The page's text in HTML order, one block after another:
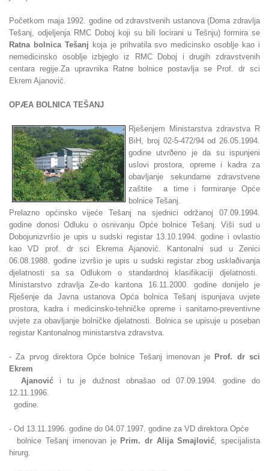
Početkom maja 1992. godine od zdravstvenih ustanova (Doma zdravlja
Tešanj, odjeljenja RMC Doboj koji su bili locirani u Tešnju) formira se
Ratna bolnica Tešanj koja je prihvatila svo medicinsko osoblje kao i
nemedicinsko osoblje izbjeglo iz RMC Doboj i drugih zdravstvenih
centara regije.Za upravnika Ratne bolnice postavlja se Prof. dr sci
Ekrem Ajanović.
OPÆA BOLNICA TEŠANJ
Rješenjem Ministarstva zdravstva R
BiH, broj 02-5-472/94 od 26.05.1994.
godine utvrðeno je da su ispunjeni
uslovi prostora, opreme i kadra za
obavljanje sekundarne zdravstvene
zaštite a time i formiranje Opće
bolnice Tešanj.
Prelazno općinsko vijeće Tešanj na sjednici održanoj 07.09.1994.
godine donosi Odluku o osnivanju Opće bolnice Tešanj. Viši sud u
Dobojunizvršio je upis u sudski registar 13.10.1994. godine i ovlastio
kao VD prof. dr sci Ekrema Ajanović. Kantonalni sud u Zenici
06.08.1988. godine izvršio je upis u sudski registar zbog usklaðivanja
djelatnosti sa sa Odlukom o standardnoj klasifikaciji djelatnosti.
Ministarstvo zdravlja Ze-do kantona 16.11.2000. godine donijelo je
Rješenje da Javna ustanova Opća bolnica Tešanj ispunjava uvjete
prostora, kadra i medicinsko-tehničke opreme i sanitarno-preventivne
uvjete za obavljanje bolničke djelatnosti. Bolnica se upisuje u poseban
registar Kantonalnog ministarstva zdravstva.
- Za prvog direktora Opće bolnice Tešanj imenovan je Prof. dr sci
Ekrem
Ajanović i tu je dužnost obnašao od 07.09.1994. godine do
12.11.1996.
godine.
- Od 13.11.1996. godine do 04.07.1997. godine za VD direktora Opće
bolnice Tešanj imenovan je Prim. dr Alija Smajlović, specijalista
hirurg.